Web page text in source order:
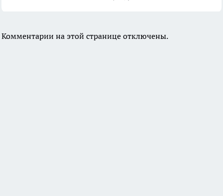
Комментарии на этой странице отключены.